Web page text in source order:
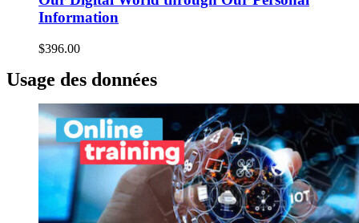
Information
$396.00
Usage des données